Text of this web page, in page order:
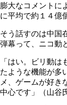
膨大なコメントに
に平均で約１４億
そう話すのは中国
弾幕って、ニコ動
「はい。ビリ動
たような機能が多
メ、ゲームが好き
中心です」（山谷